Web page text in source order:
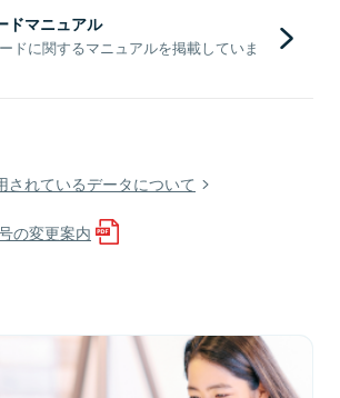
ドマニュアル
ドに関するマニュアルを掲載していま
されているデータについて
の変更案内